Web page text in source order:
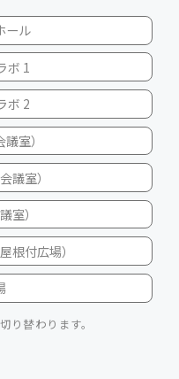
り替わります。